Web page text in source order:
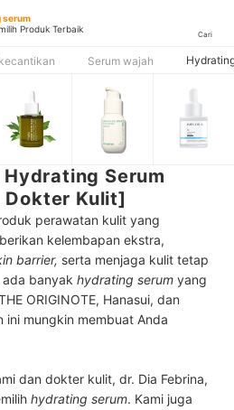
serum
Produk Terbaik
Cari
Serum wajah
Serum
Kulit]
perawatan kulit yang
kelembapan ekstra,
barrier, serta menjaga kulit tetap
banyak hydrating serum yang
ORIGINOTE, Hanasui, dan
ini mungkin membuat Anda
dan dokter kulit, dr. Dia Febrina,
hydrating serum. Kami juga